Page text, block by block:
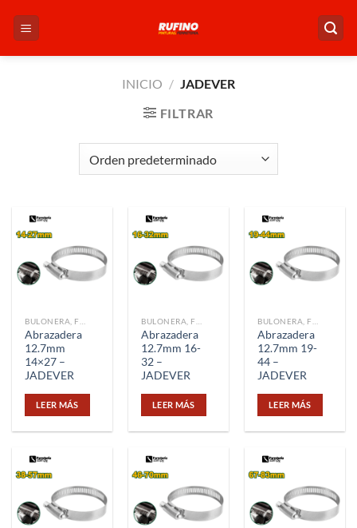
INICIO / JADEVER
FILTRAR
Abrazadera
12.7mm
14×27 –
JADEVER
LEER MÁS
Abrazadera
12.7mm 16-
32 –
JADEVER
LEER MÁS
Abrazadera
12.7mm 19-
44 –
JADEVER
LEER MÁS